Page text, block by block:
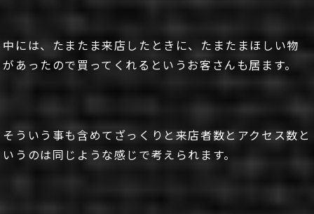
中には、たまたま来店したときに、たまたまほしい物
があったので買ってくれるというお客さんも居ます。
そういう事も含めてざっくりと来店者数とアクセス数と
いうのは同じような感じで考えられます。